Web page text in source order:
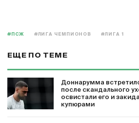
#ПСЖ #ЛИГА ЧЕМПИОНОВ #ЛИГА 1
ЕЩЕ ПО ТЕМЕ
Доннарумма
после скандального
освистали его и
купюрами